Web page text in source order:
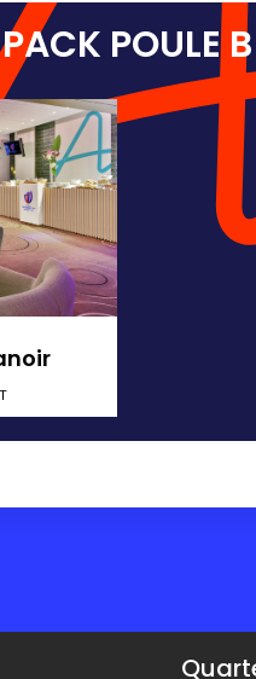
PACK POULE B